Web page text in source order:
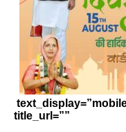
title_url=””